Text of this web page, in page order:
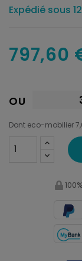
Expédié sous
797,60
OU
Dont eco-mobilier